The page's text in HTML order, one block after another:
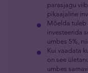
parasjagu
pikaajaline
Mõelda tuleb
investeerida
umbes 5%,
Kui vaadata
on see
umbes